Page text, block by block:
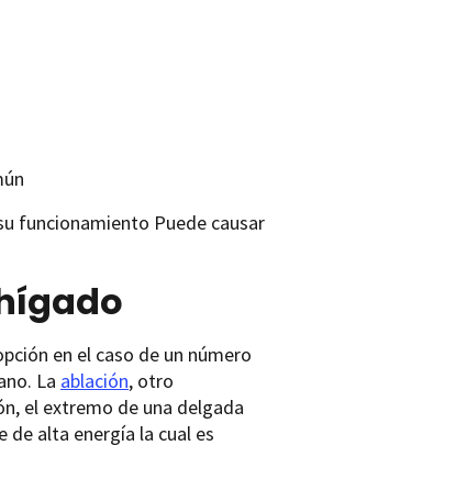
funcionamiento Puede causar
en el caso de un número
La ablación, otro
el extremo de una delgada
alta energía la cual es